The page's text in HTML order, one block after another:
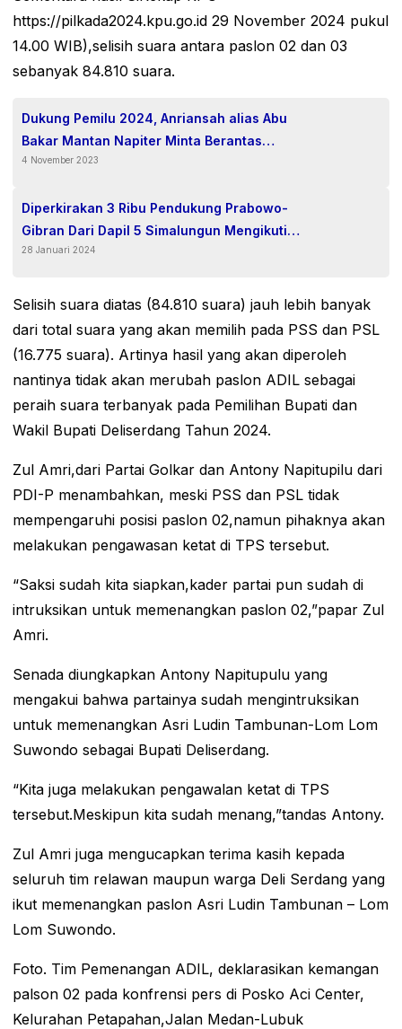
https://pilkada2024.kpu.go.id 29 November 2024 pukul
14.00 WIB),selisih suara antara paslon 02 dan 03
sebanyak 84.810 suara.
Dukung Pemilu 2024, Anriansah alias Abu
Bakar Mantan Napiter Minta Berantas
Radikalisme dan Terorisme.
4 November 2023
Diperkirakan 3 Ribu Pendukung Prabowo-
Gibran Dari Dapil 5 Simalungun Mengikuti
Senam Gemoy
28 Januari 2024
Selisih suara diatas (84.810 suara) jauh lebih banyak
dari total suara yang akan memilih pada PSS dan PSL
(16.775 suara). Artinya hasil yang akan diperoleh
nantinya tidak akan merubah paslon ADIL sebagai
peraih suara terbanyak pada Pemilihan Bupati dan
Wakil Bupati Deliserdang Tahun 2024.
Zul Amri,dari Partai Golkar dan Antony Napitupilu dari
PDI-P menambahkan, meski PSS dan PSL tidak
mempengaruhi posisi paslon 02,namun pihaknya akan
melakukan pengawasan ketat di TPS tersebut.
“Saksi sudah kita siapkan,kader partai pun sudah di
intruksikan untuk memenangkan paslon 02,”papar Zul
Amri.
Senada diungkapkan Antony Napitupulu yang
mengakui bahwa partainya sudah mengintruksikan
untuk memenangkan Asri Ludin Tambunan-Lom Lom
Suwondo sebagai Bupati Deliserdang.
“Kita juga melakukan pengawalan ketat di TPS
tersebut.Meskipun kita sudah menang,”tandas Antony.
Zul Amri juga mengucapkan terima kasih kepada
seluruh tim relawan maupun warga Deli Serdang yang
ikut memenangkan paslon Asri Ludin Tambunan – Lom
Lom Suwondo.
Foto. Tim Pemenangan ADIL, deklarasikan kemangan
palson 02 pada konfrensi pers di Posko Aci Center,
Kelurahan Petapahan,Jalan Medan-Lubuk